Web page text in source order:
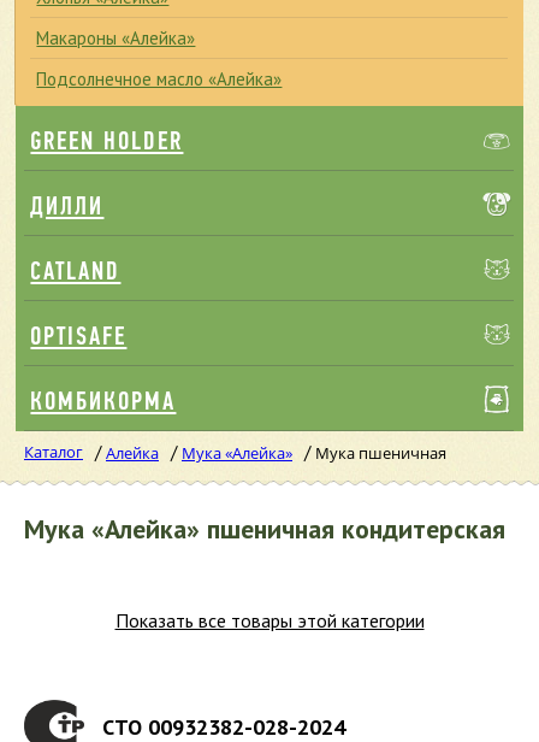
Макароны «Алейка»
Подсолнечное масло «Алейка»
GREEN HOLDER
ДИЛЛИ
CATLAND
OPTISAFE
КОМБИКОРМА
Каталог /Алейка / Мука «Алейка» / Мука пшеничная
Мука «Алейка» пшеничная кондитерская
СТО 00932382-028-2024